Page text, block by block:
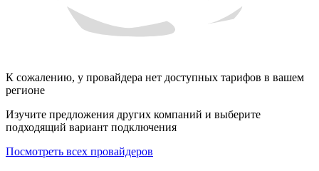
К сожалению, у провайдера нет доступных тарифов в вашем
регионе
Изучите предложения других компаний и выберите
подходящий вариант подключения
Посмотреть всех провайдеров